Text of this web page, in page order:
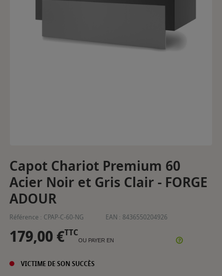
Capot Chariot Premium 60
Acier Noir et Gris Clair - FORGE
ADOUR
Référence : CPAP-C-60-NG EAN : 8436550204926
179,00 €TTC
OU PAYER EN
VICTIME DE SON SUCCÈS